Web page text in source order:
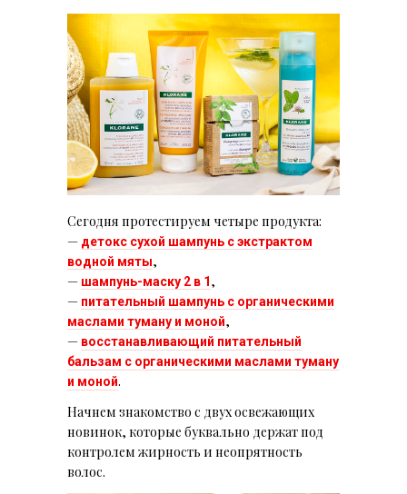
Сегодня протестируем четыре продукта:
— детокс сухой шампунь с экстрактом
водной мяты,
— шампунь-маску 2 в 1,
— питательный шампунь с органическими
маслами туману и моной,
— восстанавливающий питательный
бальзам с органическими маслами туману
и моной.
Начнем знакомство с двух освежающих
новинок, которые буквально держат под
контролем жирность и неопрятность
волос.